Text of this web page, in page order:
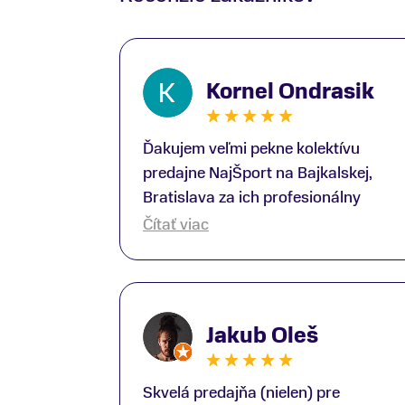
Kornel Ondrasik
Ďakujem veľmi pekne kolektívu
predajne NajŠport na Bajkalskej,
Bratislava za ich profesionálny
prístup k zákazníkom; Zvlášť
ako aj prilby.. všetko značka Atomic;
Pán Martin Guniš mi svojou
odbornosťou otvoril nové obzory a
dozvedel som sa, vďaka jeho
Čítať viac
Jakub Oleš
Skvelá predajňa (nielen) pre